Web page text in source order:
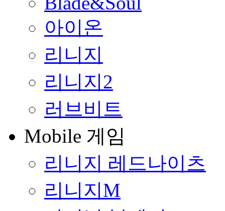
아이온
리니지
리니지2
러브비트
Mobile 게임
리니지 레드나이츠
리니지M